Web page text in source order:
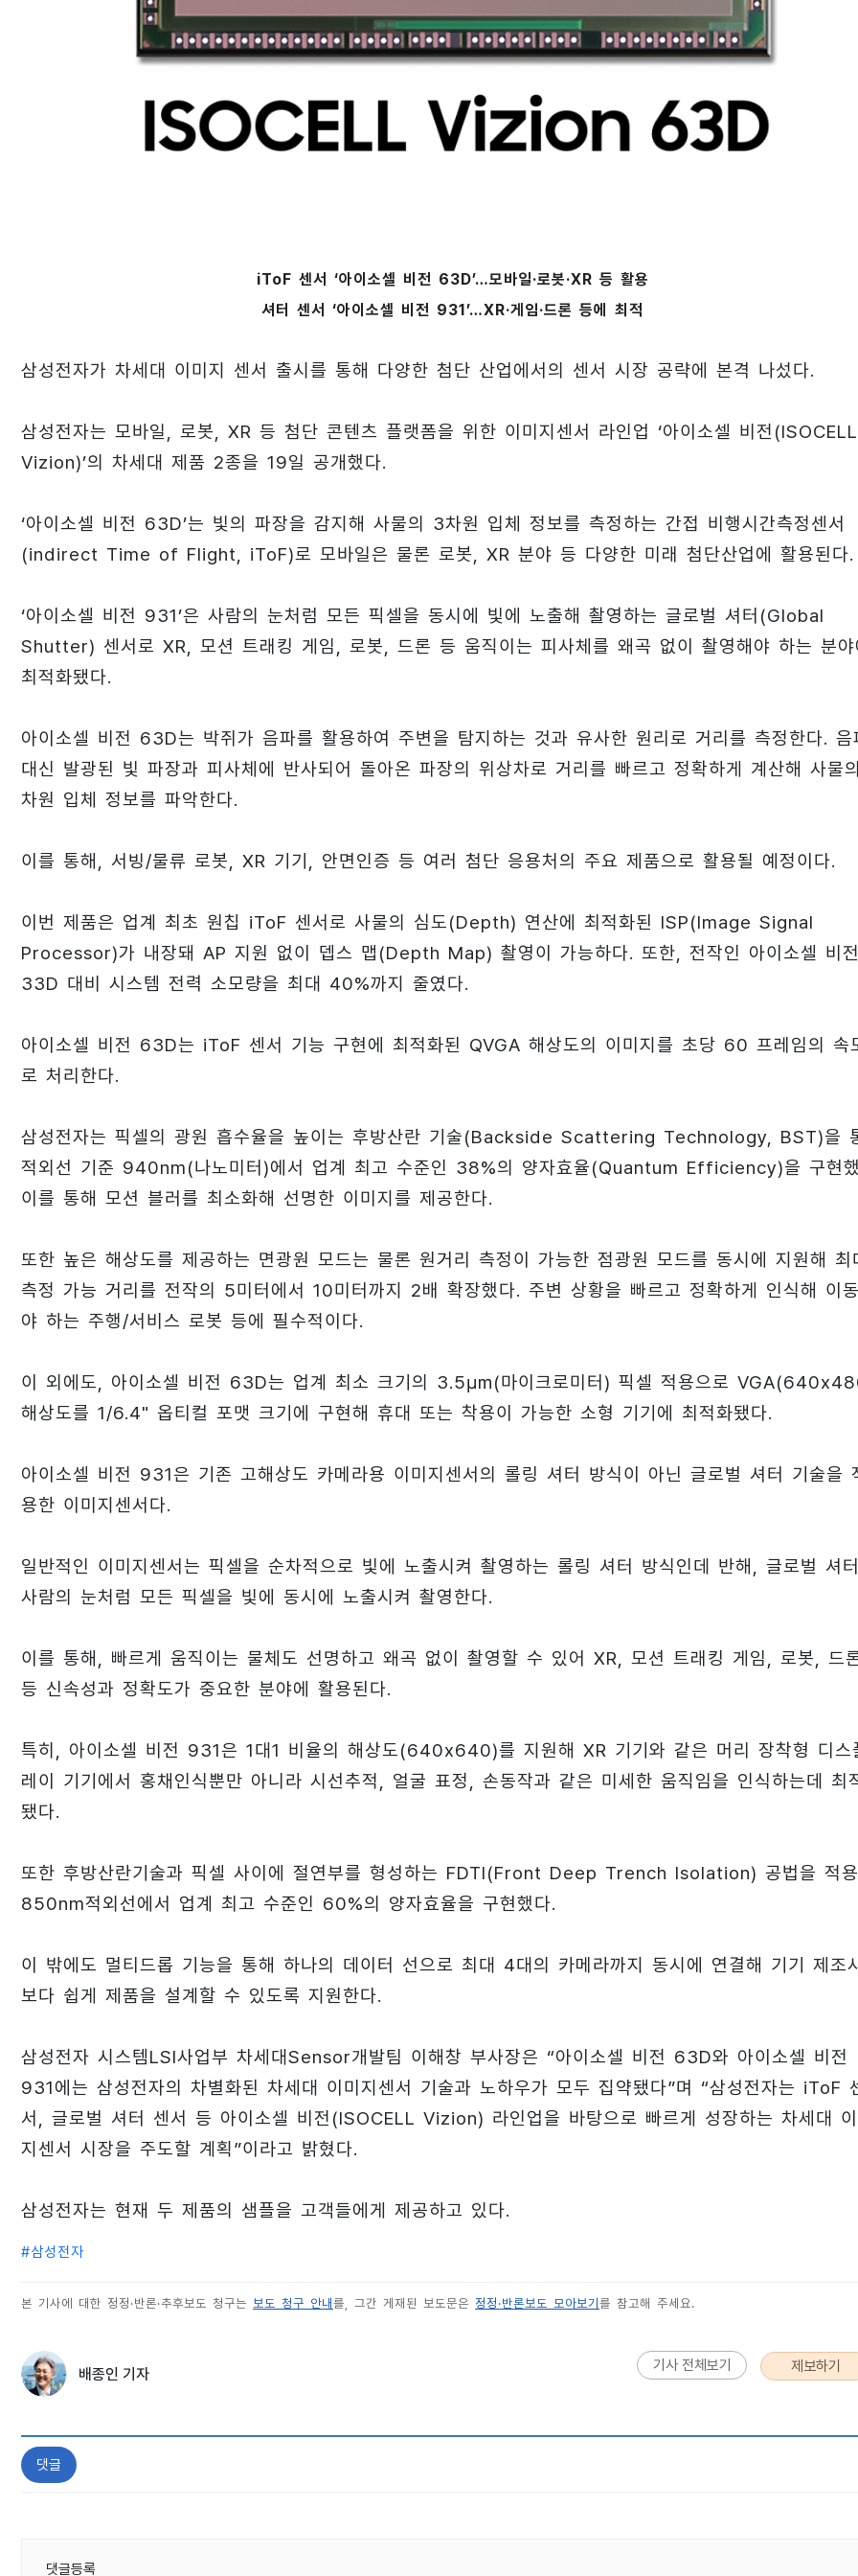
iToF 센서 ‘아이소셀 비전 63D’…모바일·로봇·XR 등 활용
셔터 센서 ‘아이소셀 비전 931’…XR·게임·드론 등에 최적
삼성전자가 차세대 이미지 센서 출시를 통해 다양한 첨단 산업에서의 센서 시장 공략에 본격 나섰다.
삼성전자는 모바일, 로봇, XR 등 첨단 콘텐츠 플랫폼을 위한 이미지센서 라인업 ‘아이소셀 비전(ISOCELL
Vizion)’의 차세대 제품 2종을 19일 공개했다.
‘아이소셀 비전 63D’는 빛의 파장을 감지해 사물의 3차원 입체 정보를 측정하는 간접 비행시간측정센서
(indirect Time of Flight, iToF)로 모바일은 물론 로봇, XR 분야 등 다양한 미래 첨단산업에 활용된다.
‘아이소셀 비전 931’은 사람의 눈처럼 모든 픽셀을 동시에 빛에 노출해 촬영하는 글로벌 셔터(Global
Shutter) 센서로 XR, 모션 트래킹 게임, 로봇, 드론 등 움직이는 피사체를 왜곡 없이 촬영해야 하는 분야
최적화됐다.
아이소셀 비전 63D는 박쥐가 음파를 활용하여 주변을 탐지하는 것과 유사한 원리로 거리를 측정한다. 음
대신 발광된 빛 파장과 피사체에 반사되어 돌아온 파장의 위상차로 거리를 빠르고 정확하게 계산해 사물
차원 입체 정보를 파악한다.
이를 통해, 서빙/물류 로봇, XR 기기, 안면인증 등 여러 첨단 응용처의 주요 제품으로 활용될 예정이다.
이번 제품은 업계 최초 원칩 iToF 센서로 사물의 심도(Depth) 연산에 최적화된 ISP(Image Signal
Processor)가 내장돼 AP 지원 없이 뎁스 맵(Depth Map) 촬영이 가능하다. 또한, 전작인 아이소셀 비전
33D 대비 시스템 전력 소모량을 최대 40%까지 줄였다.
아이소셀 비전 63D는 iToF 센서 기능 구현에 최적화된 QVGA 해상도의 이미지를 초당 60 프레임의 속
로 처리한다.
삼성전자는 픽셀의 광원 흡수율을 높이는 후방산란 기술(Backside Scattering Technology, BST)을
적외선 기준 940nm(나노미터)에서 업계 최고 수준인 38%의 양자효율(Quantum Efficiency)을 구현
이를 통해 모션 블러를 최소화해 선명한 이미지를 제공한다.
또한 높은 해상도를 제공하는 면광원 모드는 물론 원거리 측정이 가능한 점광원 모드를 동시에 지원해 최
측정 가능 거리를 전작의 5미터에서 10미터까지 2배 확장했다. 주변 상황을 빠르고 정확하게 인식해 이
야 하는 주행/서비스 로봇 등에 필수적이다.
이 외에도, 아이소셀 비전 63D는 업계 최소 크기의 3.5㎛(마이크로미터) 픽셀 적용으로
해상도를 1/6.4" 옵티컬 포맷 크기에 구현해 휴대 또는 착용이 가능한 소형 기기에 최적화됐다.
아이소셀 비전 931은 기존 고해상도 카메라용 이미지센서의 롤링 셔터 방식이 아닌 글로벌 셔터 기술을
용한 이미지센서다.
일반적인 이미지센서는 픽셀을 순차적으로 빛에 노출시켜 촬영하는 롤링 셔터 방식인데 반해, 글로벌 셔
사람의 눈처럼 모든 픽셀을 빛에 동시에 노출시켜 촬영한다.
이를 통해, 빠르게 움직이는 물체도 선명하고 왜곡 없이 촬영할 수 있어 XR, 모션 트래킹 게임, 로봇, 드
등 신속성과 정확도가 중요한 분야에 활용된다.
특히, 아이소셀 비전 931은 1대1 비율의 해상도(640x640)를 지원해 XR 기기와 같은 머리 장착형 디스
레이 기기에서 홍채인식뿐만 아니라 시선추적, 얼굴 표정, 손동작과 같은 미세한 움직임을 인식하는데 최
됐다.
또한 후방산란기술과 픽셀 사이에 절연부를 형성하는 FDTI(Front Deep Trench Isolation) 공법을 적용
850nm적외선에서 업계 최고 수준인 60%의 양자효율을 구현했다.
이 밖에도 멀티드롭 기능을 통해 하나의 데이터 선으로 최대 4대의 카메라까지 동시에 연결해 기기 제조
보다 쉽게 제품을 설계할 수 있도록 지원한다.
삼성전자 시스템LSI사업부 차세대Sensor개발팀 이해창 부사장은 “아이소셀 비전 63D와 아이소셀 비전
931에는 삼성전자의 차별화된 차세대 이미지센서 기술과 노하우가 모두 집약됐다”며 “삼성전자는 iToF
서, 글로벌 셔터 센서 등 아이소셀 비전(ISOCELL Vizion) 라인업을 바탕으로 빠르게 성장하는 차세대 이
지센서 시장을 주도할 계획”이라고 밝혔다.
삼성전자는 현재 두 제품의 샘플을 고객들에게 제공하고 있다.
#삼성전자
본 기사에 대한 정정·반론·추후보도 청구는 보도 청구 안내 를, 그간 게재된 보도문은 정정·반론보도 모아보기 를 참고해 주세요.
배종인 기자 기사 전체보기 제보하기
댓글
댓글등록